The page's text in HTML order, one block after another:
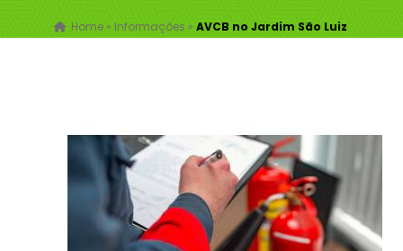
Home» Informações » AVCB no Jardim São Luiz